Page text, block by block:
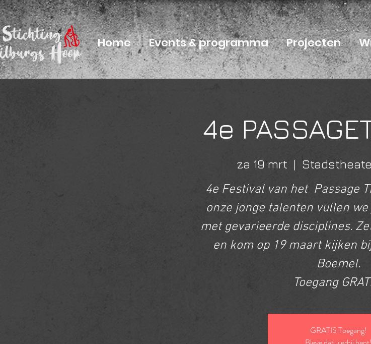
Home Events & programma Projecten
4e
za 19 mrt
  |
4e Festival van het Passage
onze jonge talenten vullen
met gevarieerde disciplines.
en kom op 19 maart kijken
Boemel.
Toegang
GRATIS Toegang!